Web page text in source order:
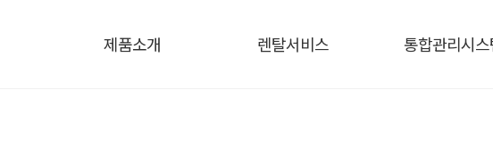
제품소개 렌탈서비스 통합관리시스